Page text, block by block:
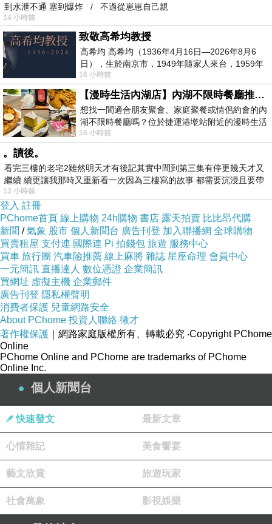
到水泄不通 塞到爆炸 / 不過從崽崽自己親
14 小時前
致敬高希均教授
高希均 高希均（1936年4月16日—2026年8月6
日），生於南京市，1949年隨家人來台，1959年
赴美深造並取得經濟發展博士學位。曾任
16 小時前
【漫時生活內湖店】內湖不限時餐廳推薦｜捷運港墘站美食，聚餐、約會、家庭聚會首選，正餐甜點一次滿足
想找一間適合朋友聚會、家庭聚餐或情侶約會的內
湖不限時餐廳嗎？位於捷運港墘站附近的漫時生活
內湖店，從捷運站步行約4分鐘即可抵
16 小時前
。讀後。
看完三樓的老宅2雖然明天才有後記其實中間到第三集有停更幾天才又
繼續 續更讓我那時又重新看一次因為三樓寫的故事 都需要沉浸且要帶
有
13 小時前
登入 註冊
PChome首頁 線上購物 24h購物 書店 露天拍賣 比比昂代購
新聞 /氣象 股市 個人新聞台 廣告刊登 加入聯播網 全球購物
買賣租屋 支付連 國際連 Pi 拍錢包 旅遊 服務中心
買車 旅行團 汽車險推薦 線上麻將 雜誌 星座命理 會員中心
一元簡訊 直播達人 數位憑證 企業簡訊
買網址 虛擬主機 企業郵件
廣告刊登 隱私權聲明
消費者保護 兒童網路安全
About PChome 投資人聯絡 徵才
著作權保護 ｜網路家庭版權所有、轉載必究 ‧Copyright PChome
Online
PChome Online and PChome are trademarks of PChome
Online Inc.
個人新聞台
快速發文 最新文章
心情雜記 美食饗宴
藝文欣賞 旅遊玩家
社會萬象 影視娛樂